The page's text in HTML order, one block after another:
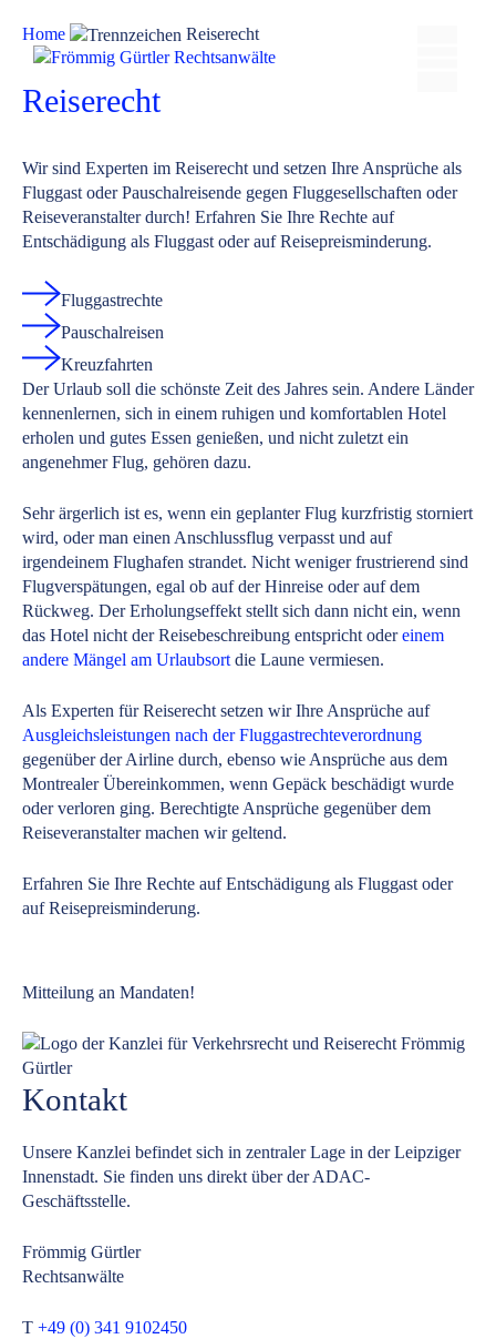
Zum
Inhalt
Home Reiserecht
Reiserecht
Wir sind Experten im Reiserecht und setzen Ihre Ansprüche als
Fluggast oder Pauschalreisende gegen Fluggesellschaften oder
Reiseveranstalter durch! Erfahren Sie Ihre Rechte auf
Entschädigung als Fluggast oder auf Reisepreisminderung.
Fluggastrechte
Pauschalreisen
Kreuzfahrten
Der Urlaub soll die schönste Zeit des Jahres sein. Andere Länder
kennenlernen, sich in einem ruhigen und komfortablen Hotel
erholen und gutes Essen genießen, und nicht zuletzt ein
angenehmer Flug, gehören dazu.
Sehr ärgerlich ist es, wenn ein geplanter Flug kurzfristig storniert
wird, oder man einen Anschlussflug verpasst und auf
irgendeinem Flughafen strandet. Nicht weniger frustrierend sind
Flugverspätungen, egal ob auf der Hinreise oder auf dem
Rückweg. Der Erholungseffekt stellt sich dann nicht ein, wenn
das Hotel nicht der Reisebeschreibung entspricht odereinem
andere Mängel am Urlaubsort die Laune vermiesen.
Als Experten für Reiserecht setzen wir Ihre Ansprüche auf
Ausgleichsleistungen nach der Fluggastrechteverordnung
gegenüber der Airline durch, ebenso wie Ansprüche aus dem
Montrealer Übereinkommen, wenn Gepäck beschädigt wurde
oder verloren ging. Berechtigte Ansprüche gegenüber dem
Reiseveranstalter machen wir geltend.
Erfahren Sie Ihre Rechte auf Entschädigung als Fluggast oder
auf Reisepreisminderung.
Mitteilung an Mandaten!
Kontakt
Unsere Kanzlei befindet sich in zentraler Lage in der Leipziger
Innenstadt. Sie finden uns direkt über der ADAC-
Geschäftsstelle.
Frömmig Gürtler
Rechtsanwälte
T +49 (0) 341 9102450